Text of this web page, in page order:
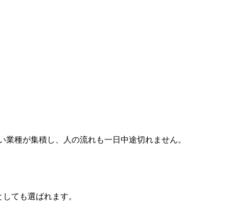
種が集積し、人の流れも一日中途切れません。
ても選ばれます。